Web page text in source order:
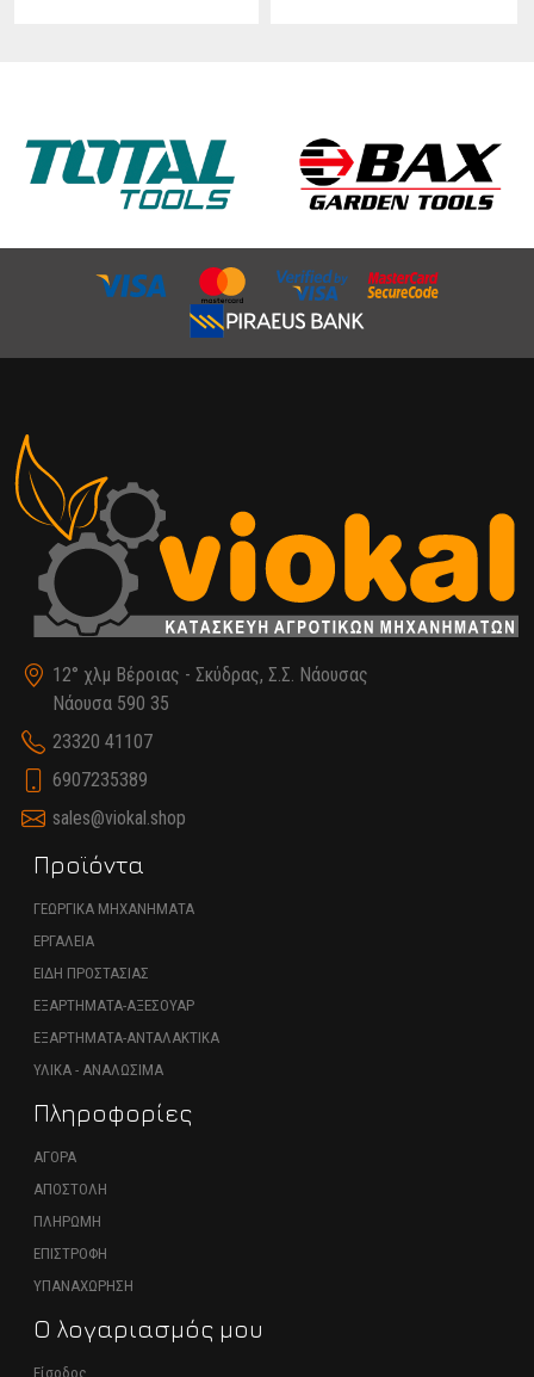
12° χλμ Βέροιας - Σκύδρας, Σ.Σ. Νάουσας
Νάουσα 590 35
23320 41107
6907235389
sales@viokal.shop
Προϊόντα
ΓΕΩΡΓΙΚΑ ΜΗΧΑΝΗΜΑΤΑ
ΕΡΓΑΛΕΙΑ
ΕΙΔΗ ΠΡΟΣΤΑΣΙΑΣ
ΕΞΑΡΤΗΜΑΤΑ-ΑΞΕΣΟΥΑΡ
ΕΞΑΡΤΗΜΑΤΑ-ΑΝΤΑΛΑΚΤΙΚΑ
ΥΛΙΚΑ - ΑΝΑΛΩΣΙΜΑ
Πληροφορίες
ΑΓΟΡΑ
ΑΠΟΣΤΟΛΗ
ΠΛΗΡΩΜΗ
ΕΠΙΣΤΡΟΦΗ
ΥΠΑΝΑΧΩΡΗΣΗ
Ο λογαριασμός μου
Είσοδος